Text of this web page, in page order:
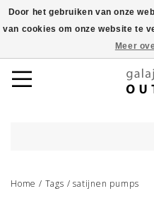
Home / Tags /satijnen pumps
Door het gebruiken van onze
van cookies om onze website te
Meer